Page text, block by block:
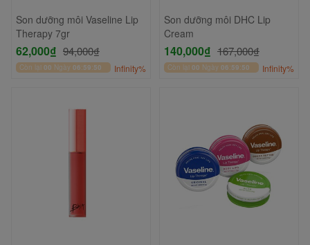
Son dưỡng môi Vaseline Lip
Therapy 7gr
62,000₫ 94,000₫
Còn lại 00 Ngày 06:59:50 Infinity%
Son dưỡng môi DHC Lip
Cream
140,000₫ 167,000₫
Còn lại 00 Ngày 06:59:50 Infinity%